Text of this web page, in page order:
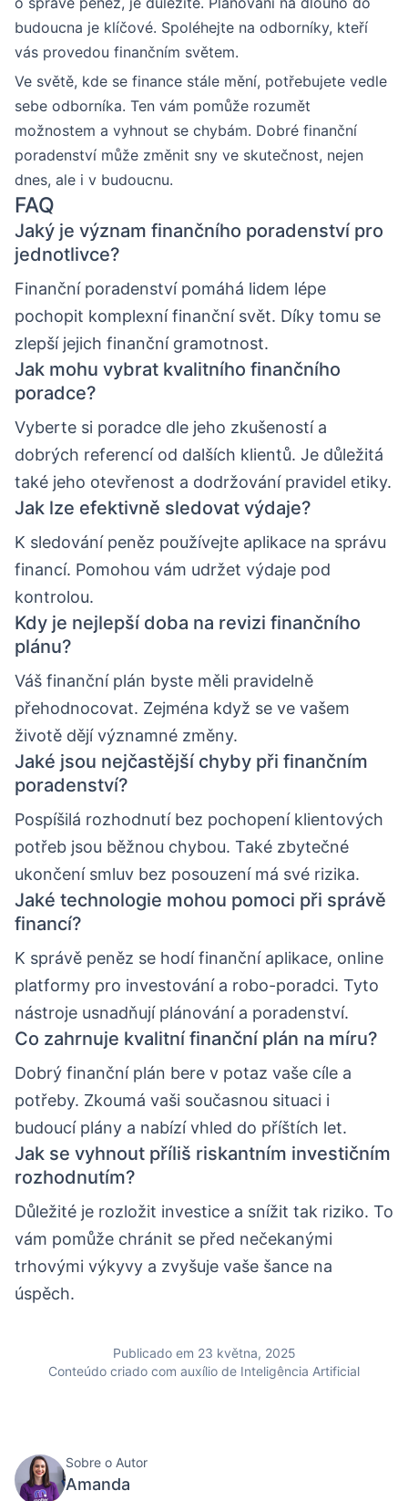
budoucna je klíčové. Spoléhejte na odborníky, kteří
vás provedou finančním světem.
Ve světě, kde se finance stále mění, potřebujete vedle
sebe odborníka. Ten vám pomůže rozumět
možnostem a vyhnout se chybám. Dobré finanční
poradenství může změnit sny ve skutečnost, nejen
dnes, ale i v budoucnu.
FAQ
Jaký je význam finančního poradenství pro
jednotlivce?
Finanční poradenství pomáhá lidem lépe
pochopit komplexní finanční svět. Díky tomu se
zlepší jejich finanční gramotnost.
Jak mohu vybrat kvalitního finančního
poradce?
Vyberte si poradce dle jeho zkušeností a
dobrých referencí od dalších klientů. Je důležitá
také jeho otevřenost a dodržování pravidel etiky.
Jak lze efektivně sledovat výdaje?
K sledování peněz používejte aplikace na správu
financí. Pomohou vám udržet výdaje pod
kontrolou.
Kdy je nejlepší doba na revizi finančního
plánu?
Váš finanční plán byste měli pravidelně
přehodnocovat. Zejména když se ve vašem
životě dějí významné změny.
Jaké jsou nejčastější chyby při finančním
poradenství?
Pospíšilá rozhodnutí bez pochopení klientových
potřeb jsou běžnou chybou. Také zbytečné
ukončení smluv bez posouzení má své rizika.
Jaké technologie mohou pomoci při správě
financí?
K správě peněz se hodí finanční aplikace, online
platformy pro investování a robo-poradci. Tyto
nástroje usnadňují plánování a poradenství.
Co zahrnuje kvalitní finanční plán na míru?
Dobrý finanční plán bere v potaz vaše cíle a
potřeby. Zkoumá vaši současnou situaci i
budoucí plány a nabízí vhled do příštích let.
Jak se vyhnout příliš riskantním investičním
rozhodnutím?
Důležité je rozložit investice a snížit tak riziko. To
vám pomůže chránit se před nečekanými
trhovými výkyvy a zvyšuje vaše šance na
úspěch.
Publicado em 23 května, 2025
Conteúdo criado com auxílio de Inteligência Artificial
Sobre o Autor
Amanda